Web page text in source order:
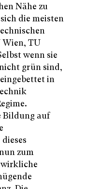
Nähe zu
die meisten
Wien, TU
wenn sie
grün sind,
in
Bildung auf
zum
wirkliche